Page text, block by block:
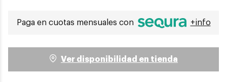
Paga en cuotas mensuales con +info
Ver disponibilidad en tienda